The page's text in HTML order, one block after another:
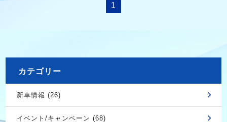
1
カテゴリー
新車情報 (26)
イベント/キャンペーン (68)